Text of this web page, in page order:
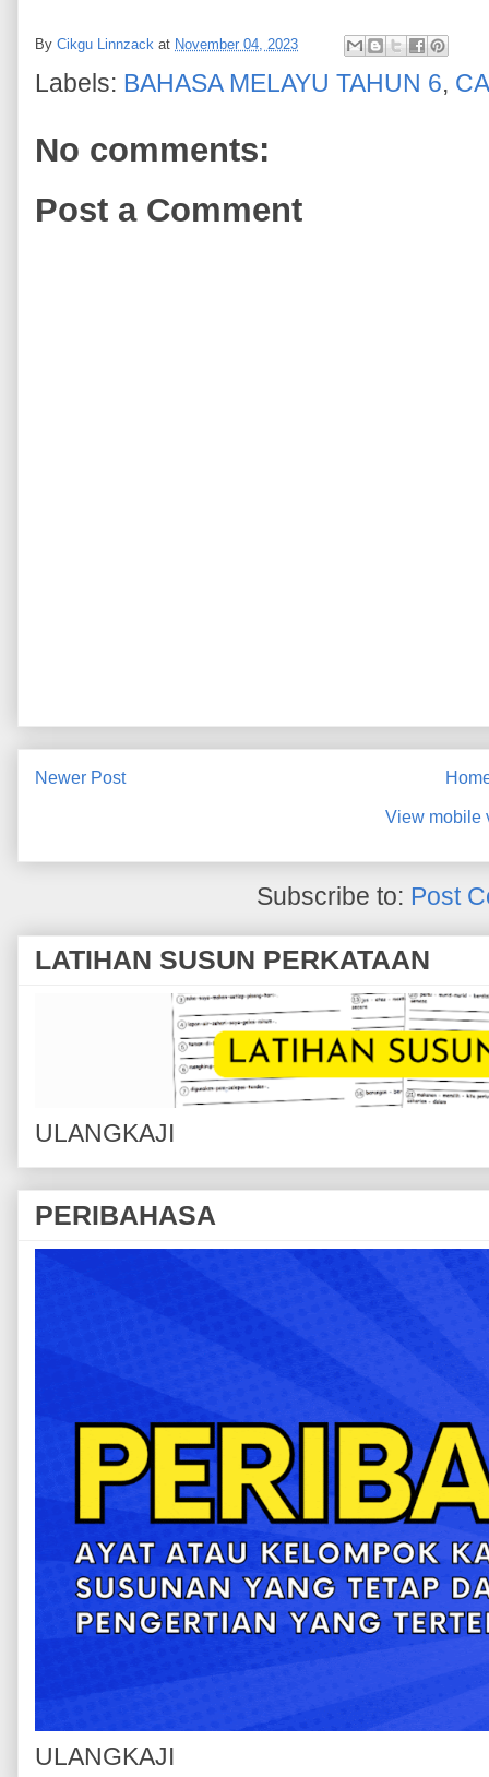
By Cikgu Linnzack at November 04, 2023
Labels: BAHASA MELAYU TAHUN 6,
No comments:
Post a Comment
Newer Post
View mobile
Subscribe to: Post
LATIHAN SUSUN PERKATAAN
ULANGKAJI
PERIBAHASA
ULANGKAJI